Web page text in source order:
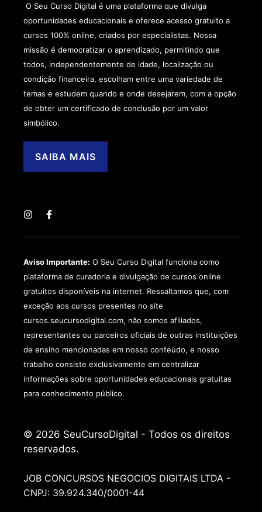
O Seu Curso Digital é uma plataforma que divulga
oportunidades educacionais e oferece acesso gratuito a
cursos 100% online, criados por especialistas. Nossa
missão é democratizar o aprendizado, permitindo que
todos, independentemente de idade, localização ou
condição financeira, escolham entre uma variedade de
temas e estudem quando e onde desejarem, com a opção
de obter um certificado de conclusão por um valor
simbólico.
SAIBA MAIS
Aviso Importante: O Seu Curso Digital funciona como
plataforma de curadoria e divulgação de cursos online
gratuitos disponíveis na internet. Ressaltamos que, com
exceção aos cursos presentes no site
cursos.seucursodigital.com, não somos afiliados,
representantes ou parceiros oficiais de outras instituições
de ensino mencionadas em nosso conteúdo, e nosso
trabalho consiste exclusivamente em centralizar
informações sobre oportunidades educacionais gratuitas
para conhecimento público.
© 2026 SeuCursoDigital - Todos os direitos
reservados.
JOB CONCURSOS NEGOCIOS DIGITAIS LTDA -
CNPJ: 39.924.340/0001-44